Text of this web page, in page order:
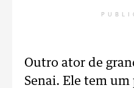
Outro ator de
Senai. Ele tem